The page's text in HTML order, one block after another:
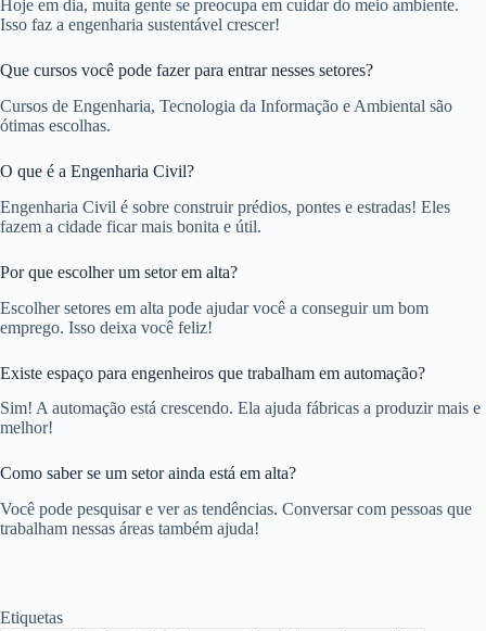
Hoje em dia, muita gente se preocupa em cuidar do meio ambiente.
Isso faz a engenharia sustentável crescer!
Que cursos você pode fazer para entrar nesses setores?
Cursos de Engenharia, Tecnologia da Informação e Ambiental são
ótimas escolhas.
O que é a Engenharia Civil?
Engenharia Civil é sobre construir prédios, pontes e estradas! Eles
fazem a cidade ficar mais bonita e útil.
Por que escolher um setor em alta?
Escolher setores em alta pode ajudar você a conseguir um bom
emprego. Isso deixa você feliz!
Existe espaço para engenheiros que trabalham em automação?
Sim! A automação está crescendo. Ela ajuda fábricas a produzir mais e
melhor!
Como saber se um setor ainda está em alta?
Você pode pesquisar e ver as tendências. Conversar com pessoas que
trabalham nessas áreas também ajuda!
Etiquetas